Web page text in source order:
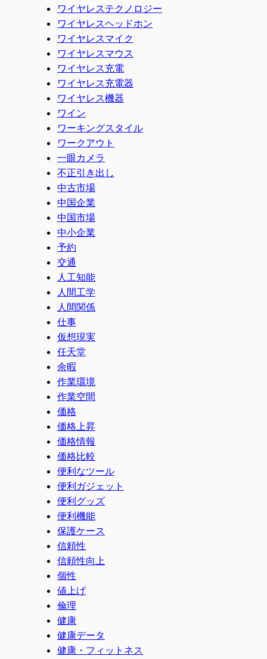
ワイヤレステクノロジー
ワイヤレスヘッドホン
ワイヤレスマイク
ワイヤレスマウス
ワイヤレス充電
ワイヤレス充電器
ワイヤレス機器
ワイン
ワーキングスタイル
ワークアウト
一眼カメラ
不正引き出し
中古市場
中国企業
中国市場
中小企業
予約
交通
人工知能
人間工学
人間関係
仕事
仮想現実
任天堂
余暇
作業環境
作業空間
価格
価格上昇
価格情報
価格比較
便利なツール
便利ガジェット
便利グッズ
便利機能
保護ケース
信頼性
信頼性向上
個性
値上げ
倫理
健康
健康データ
健康・フィットネス